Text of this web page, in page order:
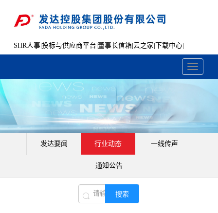
SHR人事 投标与供应商平台 董事长信箱 云之家 下载中心
Toggle
发达要闻 行业动态 一线传声
通知公告
搜索